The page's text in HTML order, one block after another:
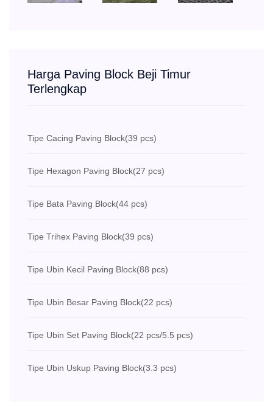
Harga Paving Block Beji Timur
Terlengkap
Tipe Cacing Paving Block(39 pcs)
Tipe Hexagon Paving Block(27 pcs)
Tipe Bata Paving Block(44 pcs)
Tipe Trihex Paving Block(39 pcs)
Tipe Ubin Kecil Paving Block(88 pcs)
Tipe Ubin Besar Paving Block(22 pcs)
Tipe Ubin Set Paving Block(22 pcs/5.5 pcs)
Tipe Ubin Uskup Paving Block(3.3 pcs)